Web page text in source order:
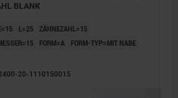
BLANK
L=25 ZÄHNEZAHL=15
FORM=A
FORM-TYP=MIT NABE
20-1110150015